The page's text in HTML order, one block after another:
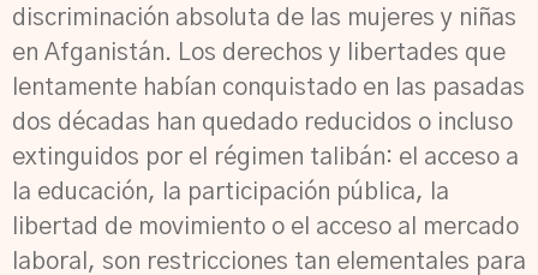
discriminación absoluta de las mujeres y niñas
en Afganistán. Los derechos y libertades que
lentamente habían conquistado en las pasadas
dos décadas han quedado reducidos o incluso
extinguidos por el régimen talibán: el acceso a
la educación, la participación pública, la
libertad de movimiento o el acceso al mercado
laboral, son restricciones tan elementales para